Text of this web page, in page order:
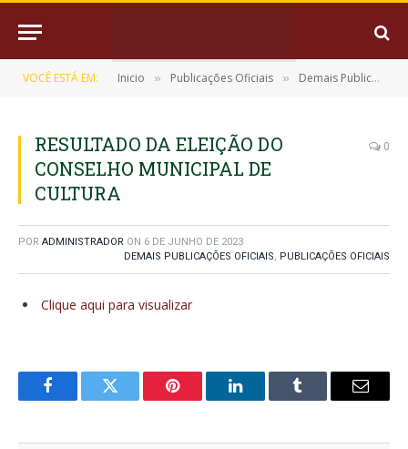
VOCÊ ESTÁ EM: Inicio » Publicações Oficiais » Demais Publicações Oficiais
RESULTADO DA ELEIÇÃO DO
CONSELHO MUNICIPAL DE
CULTURA
0
POR ADMINISTRADOR ON 6 DE JUNHO DE 2023
DEMAIS PUBLICAÇÕES OFICIAIS, PUBLICAÇÕES OFICIAIS
Clique aqui para visualizar
FacebookTwitter Pinterest LinkedInTumblr
E-